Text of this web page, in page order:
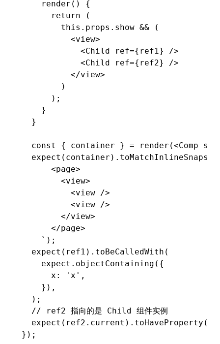
    render
() {
      return
(
        this
. props .show && (
          <
view>
            <
Child ref={ref1} />
            <
Child ref={ref2} />
          </
view>
        )
      );
    }
  }
  const
{ container } = render (<Comp
  expect
(container)
      <page>
        <view>
          <view />
          <view />
        </view>
      </page>
    `
);
  expect
(ref1) .toBeCalledWith (
    expect
.objectContaining ({
      x
: 'x' ,
    })
,
  );
  // ref2 指向的是 Child 组件实例
  expect
( ref2 .current) .toHaveProperty (
});